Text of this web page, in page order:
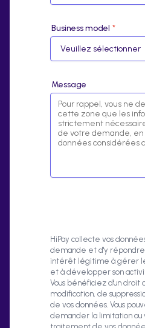
Business model *
Message
HiPay collecte vos
demande et d'y
intérêt légitime à gérer
et à développer son
Vous bénéficiez d'un droit
modification, de
de vos données. Vous
demander la limitation ou